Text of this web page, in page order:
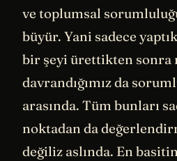
ve toplumsal
büyür. Yani sadece
bir şeyi ürettikten sonra
davrandığımız da
arasında. Tüm bunları
noktadan da
değiliz aslında. En